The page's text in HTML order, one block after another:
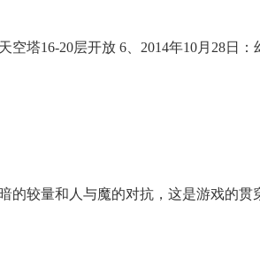
塔16-20层开放 6、2014年10月28日：
较量和人与魔的对抗，这是游戏的贯